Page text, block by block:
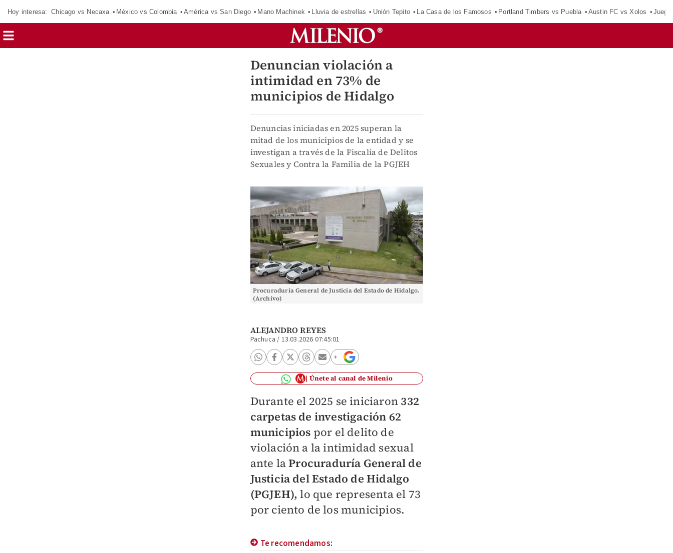
Hoy interesa: Chicago vs Necaxa México vs Colombia América vs San Diego Mano Machinek Lluvia de estrellas Unión Tepito La Casa de los Famosos Portland Timbers vs Puebla Austin FC vs Xolos
Denuncian violación a
intimidad en 73% de
municipios de Hidalgo
Denuncias iniciadas en 2025 superan la
mitad de los municipios de la entidad y se
investigan a través de la Fiscalía de Delitos
Sexuales y Contra la Familia de la PGJEH
Procuraduría General de Justicia del Estado de Hidalgo.
(Archivo)
ALEJANDRO REYES
Pachuca / 13.03.2026 07:45:01
Únete al canal de Milenio
Durante el 2025 se iniciaron 332
carpetas de investigación 62
municipios por el delito de
violación a la intimidad sexual
ante laProcuraduría General de
Justicia del Estado de Hidalgo
(PGJEH), lo que representa el 73
por ciento de los municipios.
Te recomendamos: